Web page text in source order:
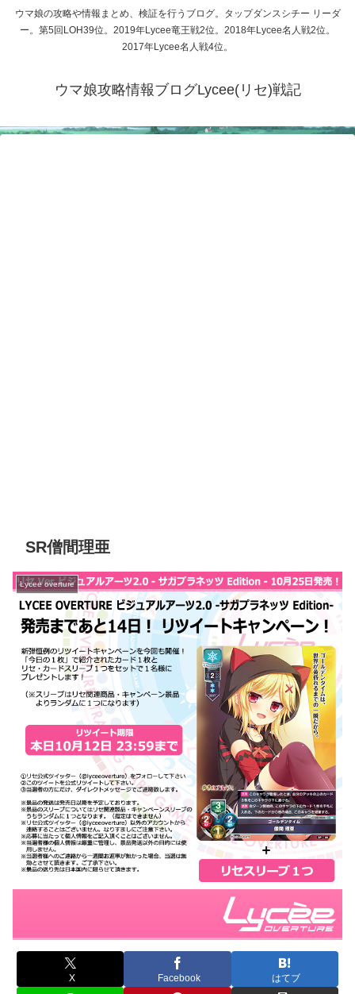
ウマ娘の攻略や情報まとめ、検証を行うブログ。タップダンスシチー リーダ
ー。第5回LOH39位。2019年Lycee竜王戦2位。2018年Lycee名人戦2位。
2017年Lycee名人戦4位。
ウマ娘攻略情報ブログLycee(リセ)戦記
SR僧間理亜
Lycee overture
X Facebook はてブ